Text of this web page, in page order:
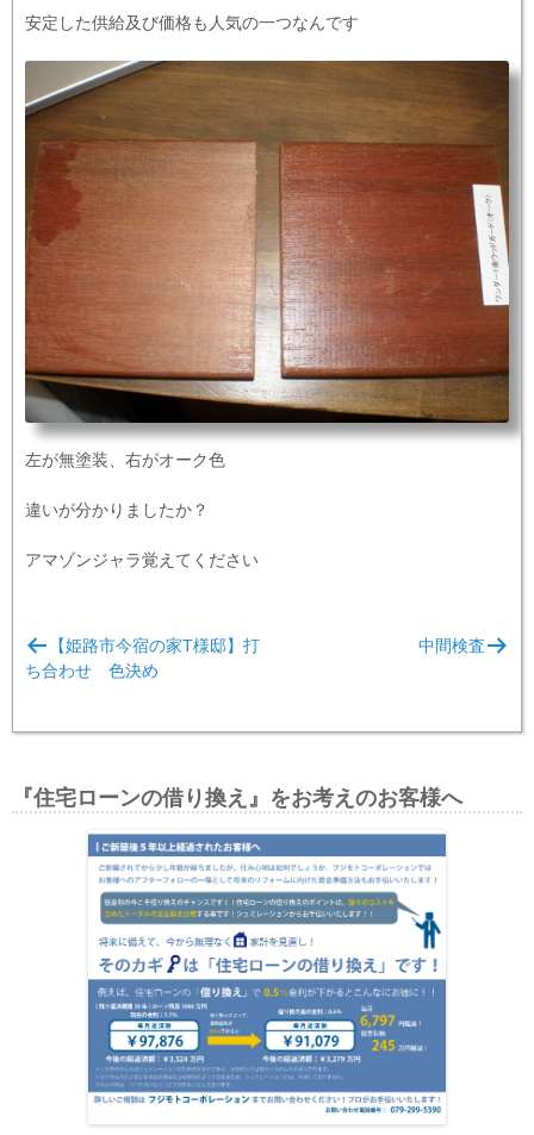
安定した供給及び価格も人気の一つなんです
左が無塗装、右がオーク色
違いが分かりましたか？
アマゾンジャラ覚えてください
稿
ビ
ー
【姫路市今宿の家T様邸】打
ち合わせ 色決め
中間検査
『住宅ローンの借り換え』をお考えのお客様へ